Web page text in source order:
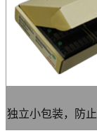
独立小包装，防